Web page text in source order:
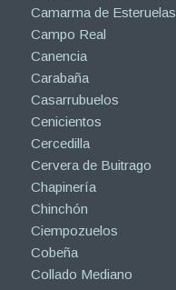
Camarma de Esteruelas
Campo Real
Canencia
Carabaña
Casarrubuelos
Cenicientos
Cercedilla
Cervera de Buitrago
Chapinería
Chinchón
Ciempozuelos
Cobeña
Collado Mediano